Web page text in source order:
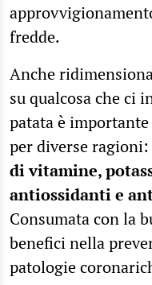
fredde.
Anche
su qualcosa che ci
patata è
per diverse
di vitamine,
antiossidanti e
Consumata con la
benefici nella
patologie